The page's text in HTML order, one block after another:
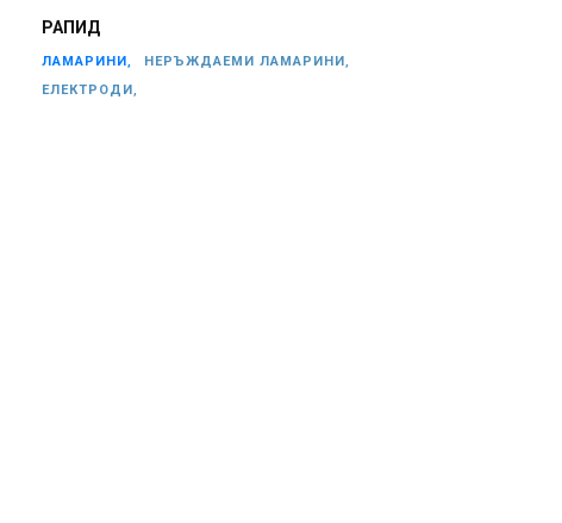
РАПИД
ЛАМАРИНИ,
НЕРЪЖДАЕМИ ЛАМАРИНИ,
ЕЛЕКТРОДИ,